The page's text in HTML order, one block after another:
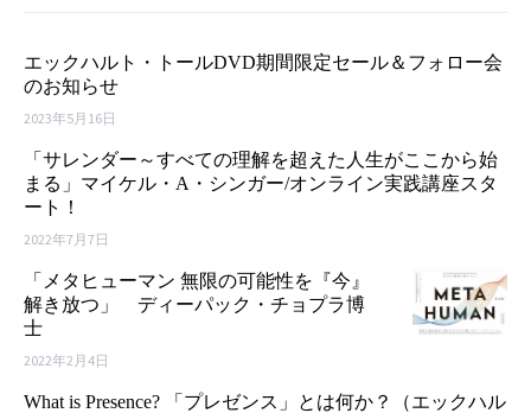
エックハルト・トールDVD期間限定セール＆フォロー会
のお知らせ
2023年5月16日
「サレンダー～すべての理解を超えた人生がここから始
まる」マイケル・A・シンガー/オンライン実践講座スタ
ート！
2022年7月7日
「メタヒューマン 無限の可能性を『今』
解き放つ」 ディーパック・チョプラ博
士
2022年2月4日
What is Presence? 「プレゼンス」とは何か？（エックハル